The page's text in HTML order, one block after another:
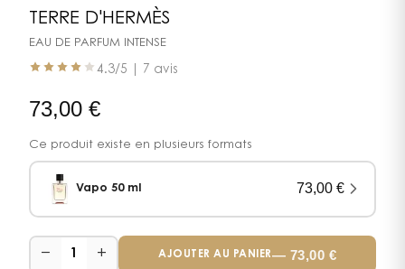
TERRE D'HERMÈS
EAU DE PARFUM INTENSE
4.3/5 | 7 avis
73,00 €
Ce produit existe en plusieurs formats
Vapo 50 ml 73,00€
− + AJOUTER AU PANIER— 73,00 €